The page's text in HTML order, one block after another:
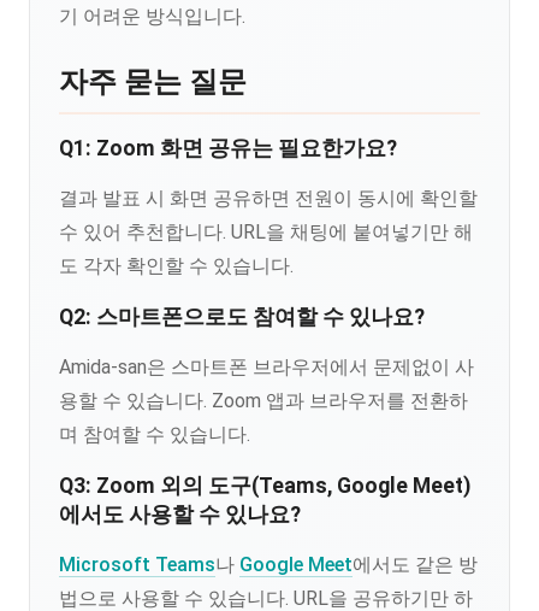
기 어려운 방식입니다.
자주 묻는 질문
Q1: Zoom 화면 공유는 필요한가요?
결과 발표 시 화면 공유하면 전원이 동시에 확인할
수 있어 추천합니다. URL을 채팅에 붙여넣기만 해
도 각자 확인할 수 있습니다.
Q2: 스마트폰으로도 참여할 수 있나요?
Amida-san은 스마트폰 브라우저에서 문제없이 사
용할 수 있습니다. Zoom 앱과 브라우저를 전환하
며 참여할 수 있습니다.
Q3: Zoom 외의 도구(Teams, Google Meet)
에서도 사용할 수 있나요?
Microsoft Teams나 Google Meet에서도 같은 방
법으로 사용할 수 있습니다. URL을 공유하기만 하